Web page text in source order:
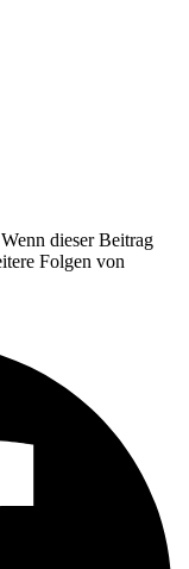
dieser Beitrag
Folgen von